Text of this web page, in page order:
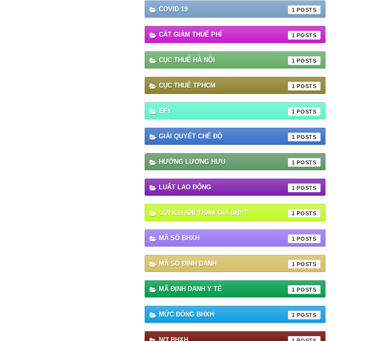
COVID 19 1
CẮT GIẢM THUẾ PHÍ 1
CỤC THUẾ HÀ NỘI 1
CỤC THUẾ TPHCM 1
EFY 1
GIẢI QUYẾT CHẾ ĐỘ 1
HƯỞNG LƯƠNG HƯU 1
LUẬT LAO ĐỘNG 1
LỢI ÍCH KHI THAM GIA BHYT 1
MÃ SỐ BHXH 1
MÃ SỐ ĐỊNH DANH 1
MÃ ĐỊNH DANH Y TẾ 1
MỨC ĐÓNG BHXH 1